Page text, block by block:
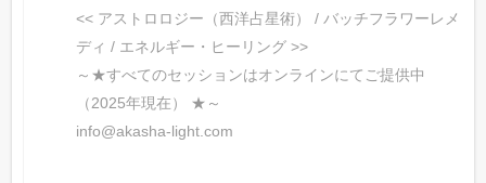
<< アストロロジー（西洋占星術） / バッチフラワーレメ
ディ / エネルギー・ヒーリング >>
～★すべてのセッションはオンラインにてご提供中
（2025年現在） ★～
info@akasha-light.com